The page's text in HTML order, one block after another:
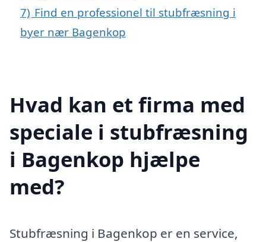
7) Find en professionel til stubfræsning i
byer nær Bagenkop
Hvad kan et firma med
speciale i stubfræsning
i Bagenkop hjælpe
med?
Stubfræsning i Bagenkop er en service,